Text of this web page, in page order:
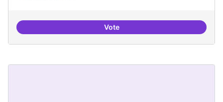
VoteEspai on fer masterclass